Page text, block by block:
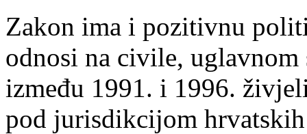
Zakon ima i pozitivnu
odnosi na civile,
između 1991. i 1996.
pod jurisdikcijom